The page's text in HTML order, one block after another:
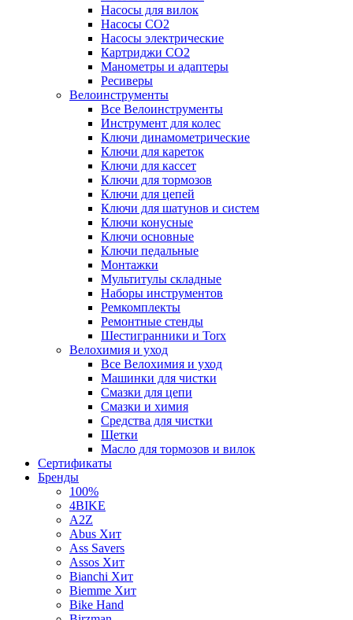
Насосы для вилок
Насосы CO2
Насосы электрические
Картриджи CO2
Манометры и адаптеры
Ресиверы
Велоинструменты
Все Велоинструменты
Инструмент для колес
Ключи динамометрические
Ключи для кареток
Ключи для кассет
Ключи для тормозов
Ключи для цепей
Ключи для шатунов и систем
Ключи конусные
Ключи основные
Ключи педальные
Монтажки
Мультитулы складные
Наборы инструментов
Ремкомплекты
Ремонтные стенды
Шестигранники и Torx
Велохимия и уход
Все Велохимия и уход
Машинки для чистки
Смазки для цепи
Смазки и химия
Средства для чистки
Щетки
Масло для тормозов и вилок
Сертификаты
Бренды
100%
4BIKE
A2Z
Abus Хит
Ass Savers
Assos Хит
Bianchi Хит
Biemme Хит
Bike Hand